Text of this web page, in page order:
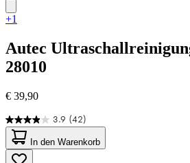
+1
Autec
28010
€ 39,90
3.9 (42)
3.9
von
5
In den Warenkorb